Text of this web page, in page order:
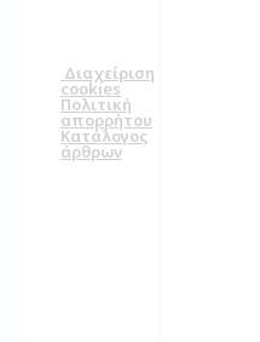
Διαχείριση
cookies
Πολιτική
απορρήτου
Κατάλογος
άρθρων